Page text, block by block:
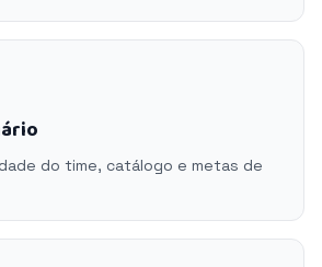
do time, catálogo e metas de